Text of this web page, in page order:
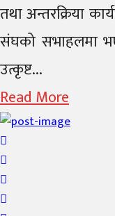
तथा अन्तरक्रिया
संघको सभाहलमा
उत्कृष्ट...
Read More